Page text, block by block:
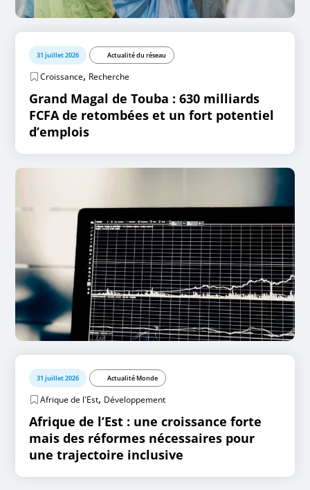
31 juillet 2026 Actualité du réseau
Croissance, Recherche
Grand Magal de Touba : 630 milliards
FCFA de retombées et un fort potentiel
d’emplois
31 juillet 2026 Actualité Monde
Afrique de l'Est, Développement
Afrique de l’Est : une croissance forte
mais des réformes nécessaires pour
une trajectoire inclusive